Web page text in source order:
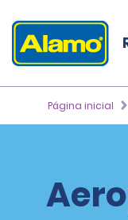
Página inicial